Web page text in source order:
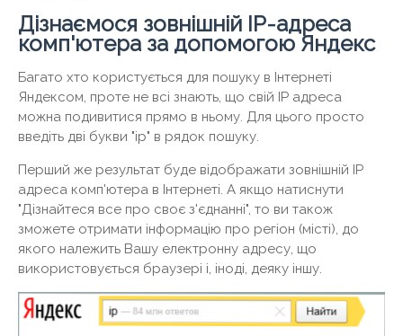
Дізнаємося зовнішній IP-адреса
комп'ютера за допомогою Яндекс
Багато хто користується для пошуку в Інтернеті
Яндексом, проте не всі знають, що свій IP адреса
можна подивитися прямо в ньому. Для цього просто
введіть дві букви "ip" в рядок пошуку.
Перший же результат буде відображати зовнішній IP
адреса комп'ютера в Інтернеті. А якщо натиснути
"Дізнайтеся все про своє з'єднанні", то ви також
зможете отримати інформацію про регіон (місті), до
якого належить Вашу електронну адресу, що
використовується браузері і, іноді, деяку іншу.